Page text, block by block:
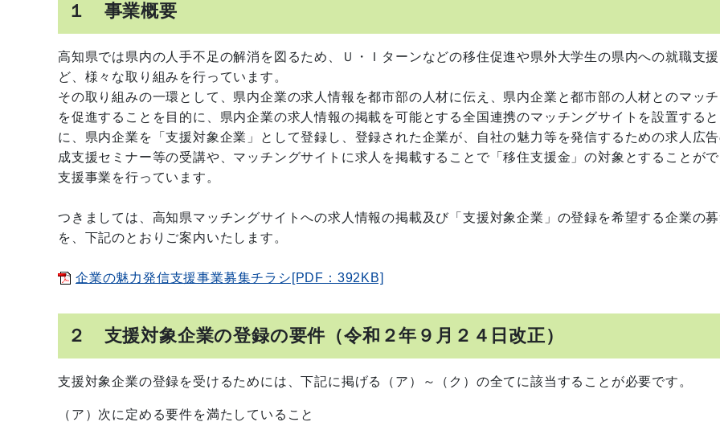
１ 事業概要
高知県では県内の人手不足の解消を図るため、Ｕ・Ｉターンなどの移住促進や県外大学生の県内への就職支
ど、様々な取り組みを行っています。
その取り組みの一環として、県内企業の求人情報を都市部の人材に伝え、県内企業と都市部の人材とのマッ
を促進することを目的に、県内企業の求人情報の掲載を可能とする全国連携のマッチングサイトを設置すると
に、県内企業を「支援対象企業」として登録し、登録された企業が、自社の魅力等を発信するための求人広
成支援セミナー等の受講や、マッチングサイトに求人を掲載することで「移住支援金」の対象とすることがで
支援事業を行っています。
つきましては、高知県マッチングサイトへの求人情報の掲載及び「支援対象企業」の登録を希望する企業の
を、下記のとおりご案内いたします。
企業の魅力発信支援事業募集チラシ[PDF：392KB]
２ 支援対象企業の登録の要件（令和２年９月２４日改正）
支援対象企業の登録を受けるためには、下記に掲げる（ア）～（ク）の全てに該当することが必要です。
（ア）次に定める要件を満たしていること